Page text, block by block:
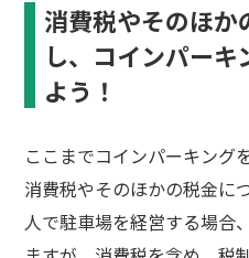
消費税やそのほか
し、コインパー
よう！
ここまでコインパーキング
消費税やそのほかの税金に
人で駐車場を経営する場合